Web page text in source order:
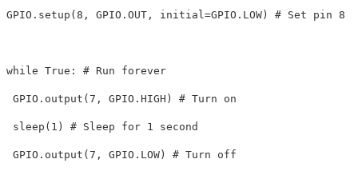
GPIO.setup(8, GPIO.OUT, initial=GPIO.LOW) # Set
while True: # Run forever
GPIO.output(7, GPIO.HIGH) # Turn on
sleep(1) # Sleep for 1 second
GPIO.output(7, GPIO.LOW) # Turn off